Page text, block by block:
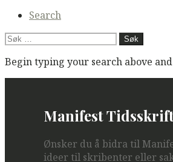
Search
Søk
Begin typing your search above
Manifest
Ønsker du å bidra til
ideer til skribenter eller